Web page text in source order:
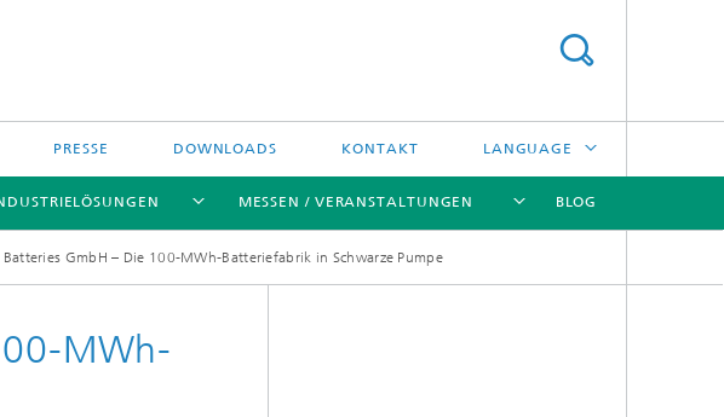
PRESSE DOWNLOADS KONTAKT LANGUAGE
ENGLISH
MESSEN / VERANSTALTUNGEN BLOG
GmbH – Die 100-MWh-Batteriefabrik in Schwarze Pumpe
MWh-